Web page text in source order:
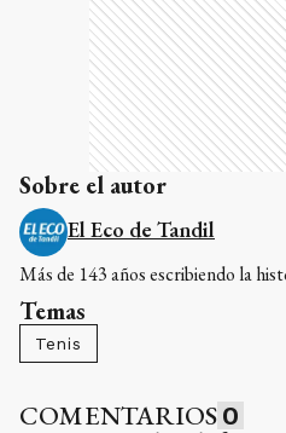
Sobre el autor
El Eco de Tandil
Más de 143 años escribiendo la
Temas
Tenis
COMENTARIOS 0